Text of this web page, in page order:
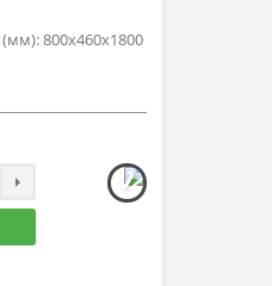
800х460х1800